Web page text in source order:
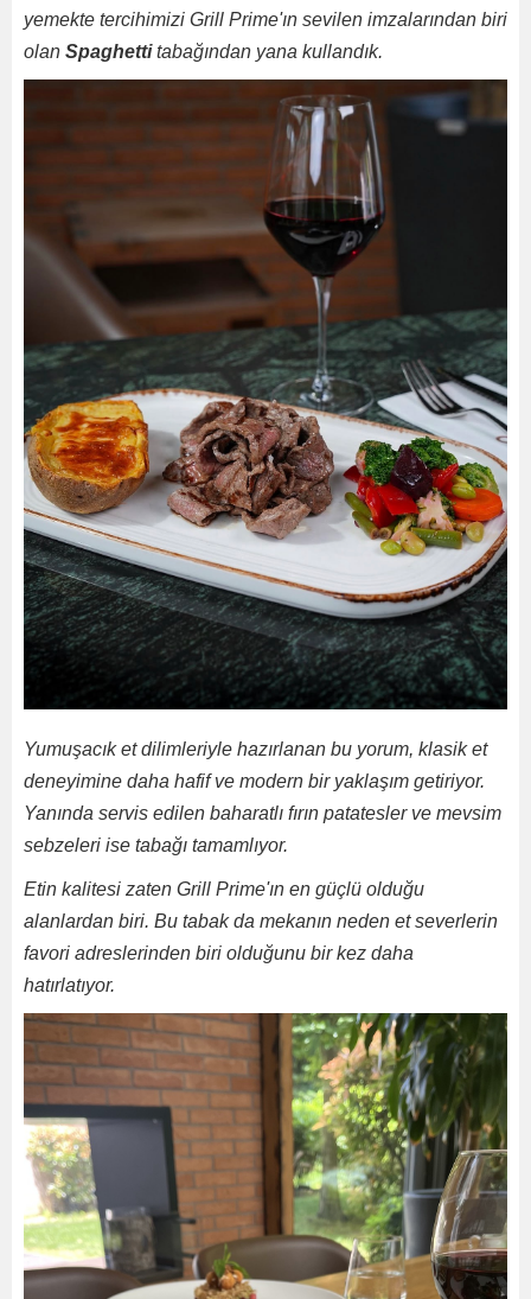
yemekte tercihimizi Grill Prime'ın sevilen imzalarından biri
olan Spaghettitabağından yana kullandık.
Yumuşacık et dilimleriyle hazırlanan bu yorum, klasik et
deneyimine daha hafif ve modern bir yaklaşım getiriyor.
Yanında servis edilen baharatlı fırın patatesler ve mevsim
sebzeleri ise tabağı tamamlıyor.
Etin kalitesi zaten Grill Prime'ın en güçlü olduğu
alanlardan biri. Bu tabak da mekanın neden et severlerin
favori adreslerinden biri olduğunu bir kez daha
hatırlatıyor.